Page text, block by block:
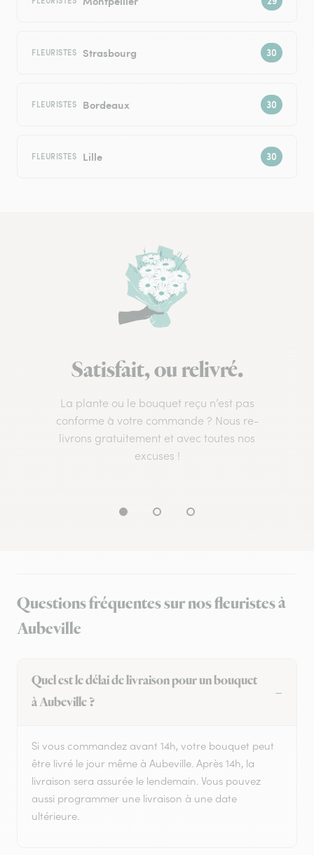
FLEURISTES Strasbourg
FLEURISTES Bordeaux
FLEURISTES Lille
Satisfait, ou relivré.
La plante ou le bouquet reçu n’est pas
conforme à votre commande ? Nous re-
livrons gratuitement et avec toutes nos
excuses !
Questions fréquentes sur nos fleuristes à
Aubeville
Quel est le délai de livraison pour un bouquet
à Aubeville ?
Si vous commandez avant 14h, votre bouquet peut
être livré le jour même à Aubeville. Après 14h, la
livraison sera assurée le lendemain. Vous pouvez
aussi programmer une livraison à une date
ultérieure.